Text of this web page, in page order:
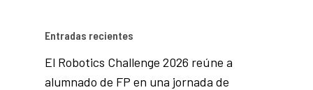
Entradas recientes
El Robotics Challenge 2026 reúne a
alumnado de FP en una jornada de